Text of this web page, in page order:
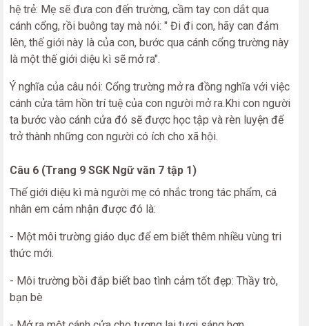
hệ trẻ: Mẹ sẽ đưa con đến trường, cầm tay con dắt qua
cánh cổng, rồi buông tay mà nói: " Đi đi con, hãy can đảm
lên, thế giới này là của con, bước qua cánh cổng trường này
là một thế giới diệu kì sẽ mở ra".
Ý nghĩa của câu nói: Cổng trường mở ra đồng nghĩa với việc
cánh cửa tâm hồn trí tuệ của con người mở ra.Khi con người
ta bước vào cánh cửa đó sẽ được học tập và rèn luyện để
trở thành những con người có ích cho xã hội.
Câu 6 (Trang 9 SGK Ngữ văn 7 tập 1)
Thế giới diệu kì mà người mẹ có nhắc trong tác phẩm, cá
nhân em cảm nhận được đó là:
- Một môi trường giáo dục để em biết thêm nhiều vùng tri
thức mới.
- Môi trường bồi đắp biết bao tình cảm tốt đẹp: Thầy trò,
bạn bè